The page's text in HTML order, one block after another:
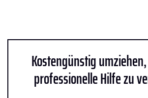
Kostengünstig
professionelle Hilfe zu